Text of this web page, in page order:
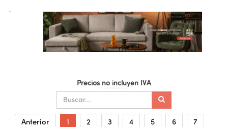
.
Precios no incluyen IVA
Anterior 1 2 3 4 5 6 7